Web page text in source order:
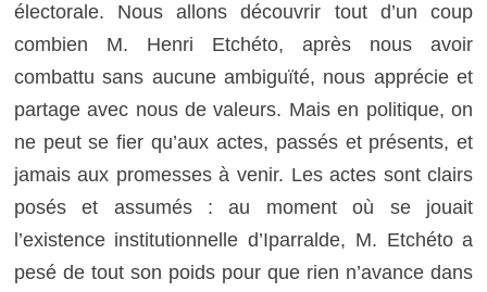
électorale. Nous allons découvrir tout d’un coup
combien M. Henri Etchéto, après nous avoir
combattu sans aucune ambiguïté, nous apprécie et
partage avec nous de valeurs. Mais en politique, on
ne peut se fier qu’aux actes, passés et présents, et
jamais aux promesses à venir. Les actes sont clairs
posés et assumés : au moment où se jouait
l’existence institutionnelle d’Iparralde, M. Etchéto a
pesé de tout son poids pour que rien n’avance dans